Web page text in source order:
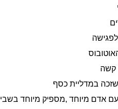
לפגישה
קשה
שזכה במדליית כסף
עם אדם מיוחד ,מספיק מיוחד